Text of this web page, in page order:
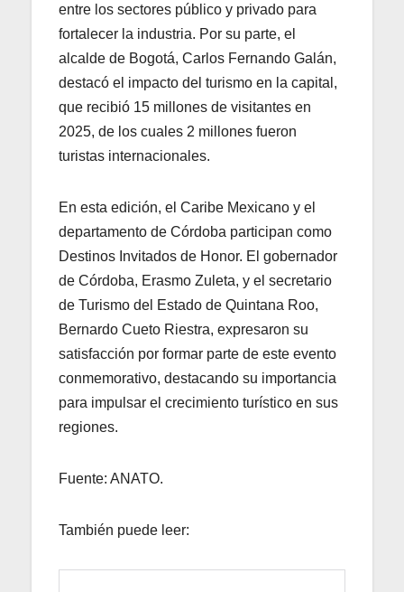
entre los sectores público y privado para
fortalecer la industria. Por su parte, el
alcalde de Bogotá, Carlos Fernando Galán,
destacó el impacto del turismo en la capital,
que recibió 15 millones de visitantes en
2025, de los cuales 2 millones fueron
turistas internacionales.
En esta edición, el Caribe Mexicano y el
departamento de Córdoba participan como
Destinos Invitados de Honor. El gobernador
de Córdoba, Erasmo Zuleta, y el secretario
de Turismo del Estado de Quintana Roo,
Bernardo Cueto Riestra, expresaron su
satisfacción por formar parte de este evento
conmemorativo, destacando su importancia
para impulsar el crecimiento turístico en sus
regiones.
Fuente: ANATO.
También puede leer: